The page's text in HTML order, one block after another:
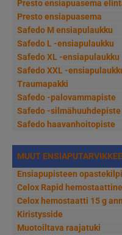
Presto ensiapuasema
Presto ensiapuasema
Safedo M ensiapulaukku
Safedo L -ensiapulaukku
Safedo XL -ensiapulaukku
Safedo XXL -
Traumapakki
Safedo -palovammapiste
Safedo -silmähuuhdepiste
Safedo haavanhoitopiste
MUUT
Ensiapupisteen opastekilpi
Celox Rapid
Celox hemostaatti 15 g
Kiristysside
Muotoiltava raajatuki